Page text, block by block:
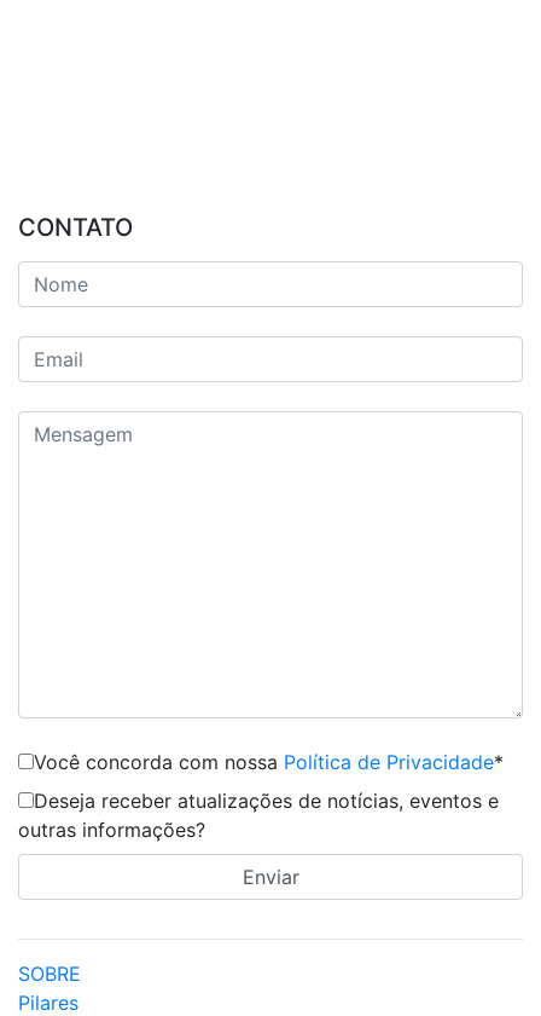
CONTATO
Você concorda com nossa Política de Privacidade*
Deseja receber atualizações de notícias, eventos e
outras informações?
SOBRE
Pilares